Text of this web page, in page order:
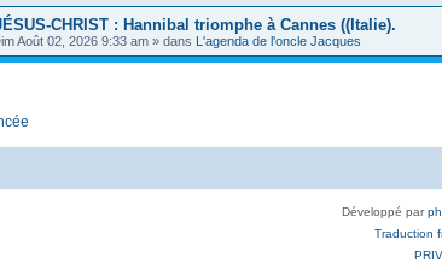
CHRIST : Hannibal triomphe à Cannes ((Italie).
Août 02, 2026 9:33 am » dans L'agenda de l'oncle Jacques
Développé par
Traduction